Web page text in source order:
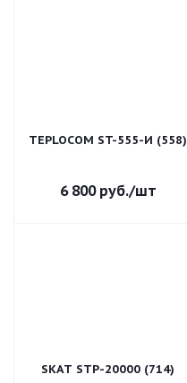
TEPLOCOM ST-555-И (558)
6 800руб./шт
SKAT STP-20000 (714)